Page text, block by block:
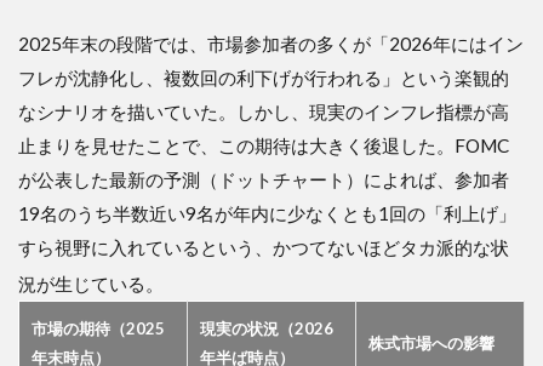
2025年末の段階では、市場参加者の多くが「2026年にはイン
フレが沈静化し、複数回の利下げが行われる」という楽観的
なシナリオを描いていた。しかし、現実のインフレ指標が高
止まりを見せたことで、この期待は大きく後退した。FOMC
が公表した最新の予測（ドットチャート）によれば、参加者
19名のうち半数近い9名が年内に少なくとも1回の「利上げ」
すら視野に入れているという、かつてないほどタカ派的な状
況が生じている 。
市場の期待（2025
年末時点）
現実の状況（2026
年半ば時点）
株式市場への影響